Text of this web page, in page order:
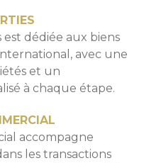
dédiée aux biens
avec une
et un
à chaque étape.
accompagne
les transactions